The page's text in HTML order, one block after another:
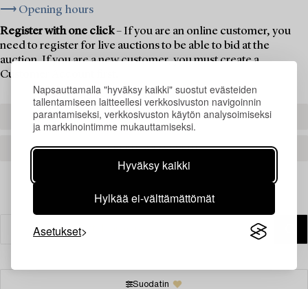
Napsauttamalla "hyväksy kaikki" suostut evästeiden
tallentamiseen laitteellesi verkkosivuston navigoinnin
parantamiseksi, verkkosivuston käytön analysoimiseksi
ja markkinointimme mukauttamiseksi.
Hyväksy kaikki
Hylkää ei-välttämättömät
Asetukset
⟶ Opening hours
Register with one click– If you are an online customer, you
need to register for live auctions to be able to bid at the
auction. If you are a new customer, you must create a
Customer Account first.
REGISTER TO BID
CREATE AN ACCOUNT
Suodatin